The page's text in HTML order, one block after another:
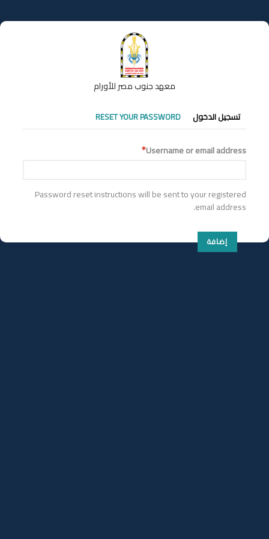
إلى
المحتوى
معهد جنوب مصر للأورام
التبويبات
الأساسية
تسجيل الدخول RESET YOUR PASSWORD
Username or email address
Password reset instructions will be sent to your registered
email address.